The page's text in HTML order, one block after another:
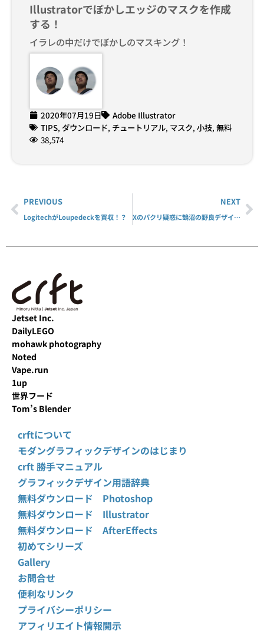
Illustratorでぼかしエッジのマスクを作成
する！
イラレの中だけでぼかしのマスキング！
2020年07月19日
Adobe Illustrator
TIPS, ダウンロード, チュートリアル, マスク, 小技, 無料
38,574
PREVIOUS
LogitechがLoupedeckを買収！？
NEXT
Xのパクリ疑惑に鵠沼の野良デザイナーが思うこと
Jetset Inc.
DailyLEGO
mohawk photography
Noted
Vape.run
1up
世界フード
Tom’s Blender
crftについて
モダングラフィックデザインのはじまり
crft 勝手マニュアル
グラフィックデザイン用語辞典
無料ダウンロード Photoshop
無料ダウンロード Illustrator
無料ダウンロード AfterEffects
初めてシリーズ
Gallery
お問合せ
便利なリンク
プライバシーポリシー
アフィリエイト情報開示